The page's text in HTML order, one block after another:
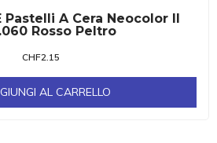
Pastelli A Cera Neocolor II
Rosso Peltro
CHF2.15
AL CARRELLO